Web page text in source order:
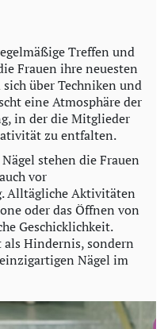
Treffen und
Frauen ihre neuesten
über Techniken und
eine Atmosphäre der
in der die Mitglieder
zu entfalten.
stehen die Frauen
vor
Alltägliche Aktivitäten
oder das Öffnen von
Geschicklichkeit.
als Hindernis, sondern
Nägel im